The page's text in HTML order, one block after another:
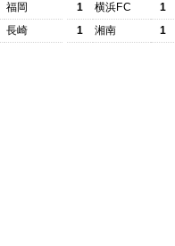
福岡
長崎
1
横浜FC
1
1
湘南 1